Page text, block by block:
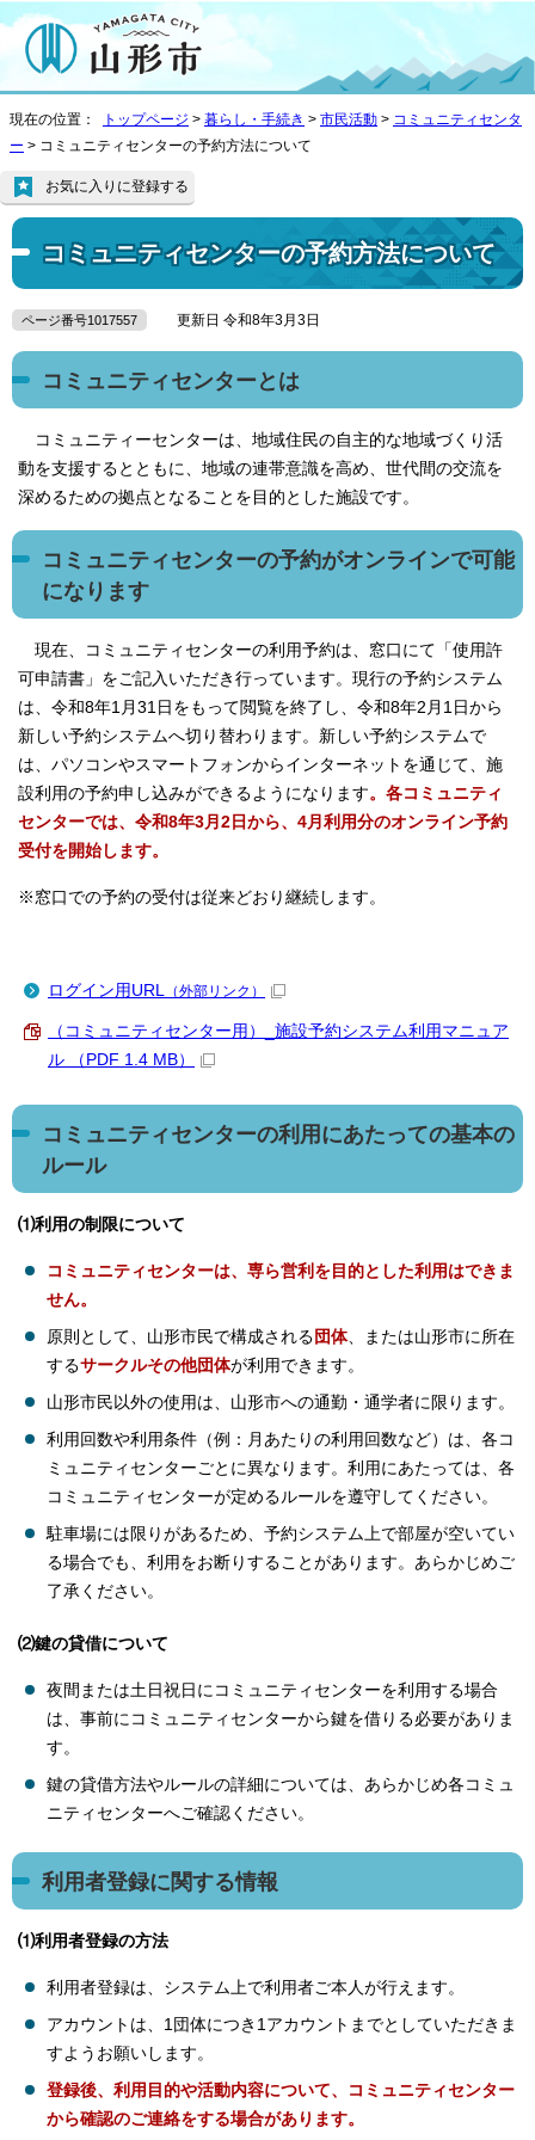
現在の位置： トップページ > 暮らし・手続き > 市民活動 > コミュニティセンタ
ー > コミュニティセンターの予約方法について
コミュニティセンターの予約方法について
お気に入りに登録する
ページ番号1017557 更新日 令和8年3月3日
コミュニティセンターとは
コミュニティーセンターは、地域住民の自主的な地域づくり活
動を支援するとともに、地域の連帯意識を高め、世代間の交流を
深めるための拠点となることを目的とした施設です。
コミュニティセンターの予約がオンラインで可能
になります
現在、コミュニティセンターの利用予約は、窓口にて「使用許
可申請書」をご記入いただき行っています。現行の予約システム
は、令和8年1月31日をもって閲覧を終了し、令和8年2月1日から
新しい予約システムへ切り替わります。新しい予約システムで
は、パソコンやスマートフォンからインターネットを通じて、施
設利用の予約申し込みができるようになります。各コミュニティ
センターでは、令和8年3月2日から、4月利用分のオンライン予約
受付を開始します。
※窓口での予約の受付は従来どおり継続します。
ログイン用URL （外部リンク）
（コミュニティセンター用）_施設予約システム利用マニュア
ル （PDF 1.4 MB）
コミュニティセンターの利用にあたっての基本の
ルール
⑴利用の制限について
コミュニティセンターは、専ら営利を目的とした利用はできま
せん。
原則として、山形市民で構成される 団体、または山形市に所在
するサークルその他団体が利用できます。
山形市民以外の使用は、山形市への通勤・通学者に限ります。
利用回数や利用条件（例：月あたりの利用回数など）は、各コ
ミュニティセンターごとに異なります。利用にあたっては、各
コミュニティセンターが定めるルールを遵守してください。
駐車場には限りがあるため、予約システム上で部屋が空いてい
る場合でも、利用をお断りすることがあります。あらかじめご
了承ください。
⑵鍵の貸借について
夜間または土日祝日にコミュニティセンターを利用する場合
は、事前にコミュニティセンターから鍵を借りる必要がありま
す。
鍵の貸借方法やルールの詳細については、あらかじめ各コミュ
ニティセンターへご確認ください。
利用者登録に関する情報
⑴利用者登録の方法
利用者登録は、システム上で利用者ご本人が行えます。
アカウントは、1団体につき1アカウントまでとしていただきま
すようお願いします。
登録後、利用目的や活動内容について、コミュニティセンター
から確認のご連絡をする場合があります。